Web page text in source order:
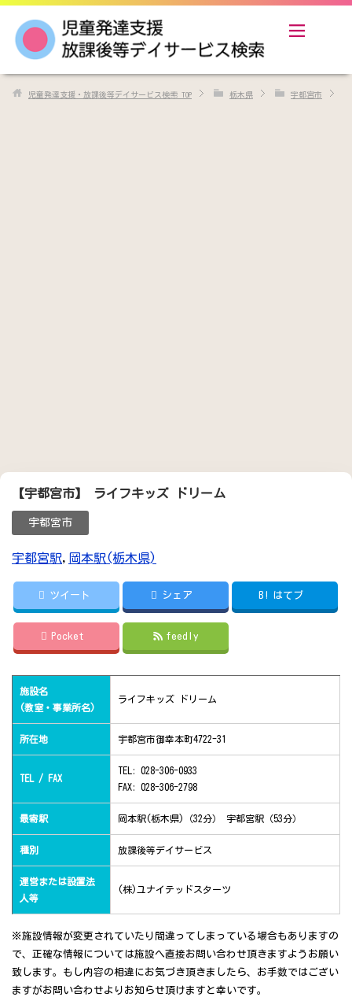
児童発達支援・放課後等デイサービス検索 TOP 栃木県 宇都宮市
【宇都宮市】 ライフキッズ ドリーム
宇都宮市
宇都宮駅, 岡本駅(栃木県)
ツイート シェア B! はてブ
Pocket feedly
施設名
(教室・事業所名)
ライフキッズ ドリーム
所在地 宇都宮市御幸本町4722-31
TEL / FAX
TEL: 028-306-0933
FAX: 028-306-2798
最寄駅 岡本駅(栃木県)（32分） 宇都宮駅（53分）
種別 放課後等デイサービス
運営または設置法
人等
(株)ユナイテッドスターツ
※施設情報が変更されていたり間違ってしまっている場合もありますの
で、正確な情報については施設へ直接お問い合わせ頂きますようお願い
致します。もし内容の相違にお気づき頂きましたら、お手数ではござい
ますがお問い合わせよりお知らせ頂けますと幸いです。